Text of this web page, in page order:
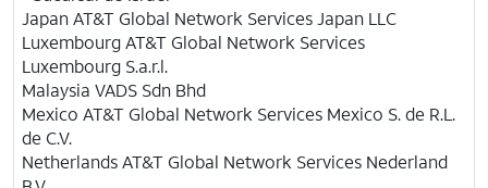
Japan AT&T Global Network Services Japan LLC
Luxembourg AT&T Global Network Services
Luxembourg S.a.r.l.
Malaysia VADS Sdn Bhd
Mexico AT&T Global Network Services Mexico S. de R.L.
de C.V.
Netherlands AT&T Global Network Services Nederland